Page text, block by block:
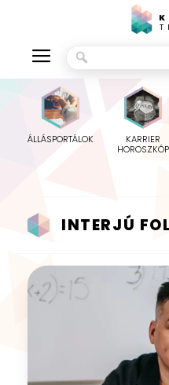
ÁLLÁSPORTÁLOK
KARRIER
HOROSZKÓP
INTERJÚ